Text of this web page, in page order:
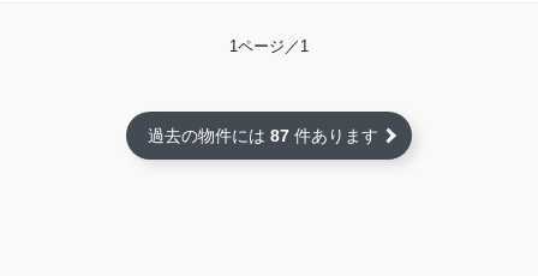
1ページ／1
過去の物件には 87 件あります